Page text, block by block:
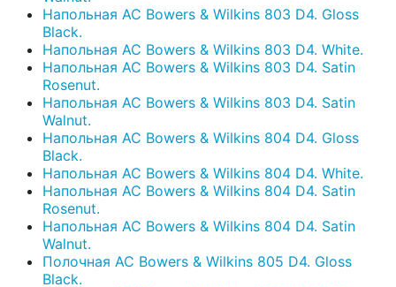
Напольная АС Bowers & Wilkins 803 D4. Gloss
Black.
Напольная АС Bowers & Wilkins 803 D4. White.
Напольная АС Bowers & Wilkins 803 D4. Satin
Rosenut.
Напольная АС Bowers & Wilkins 803 D4. Satin
Walnut.
Напольная АС Bowers & Wilkins 804 D4. Gloss
Black.
Напольная АС Bowers & Wilkins 804 D4. White.
Напольная АС Bowers & Wilkins 804 D4. Satin
Rosenut.
Напольная АС Bowers & Wilkins 804 D4. Satin
Walnut.
Полочная АС Bowers & Wilkins 805 D4. Gloss
Black.